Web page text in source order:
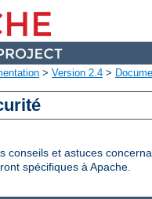
> Version 2.4 >
conseils et astuces
spécifiques à Apache.